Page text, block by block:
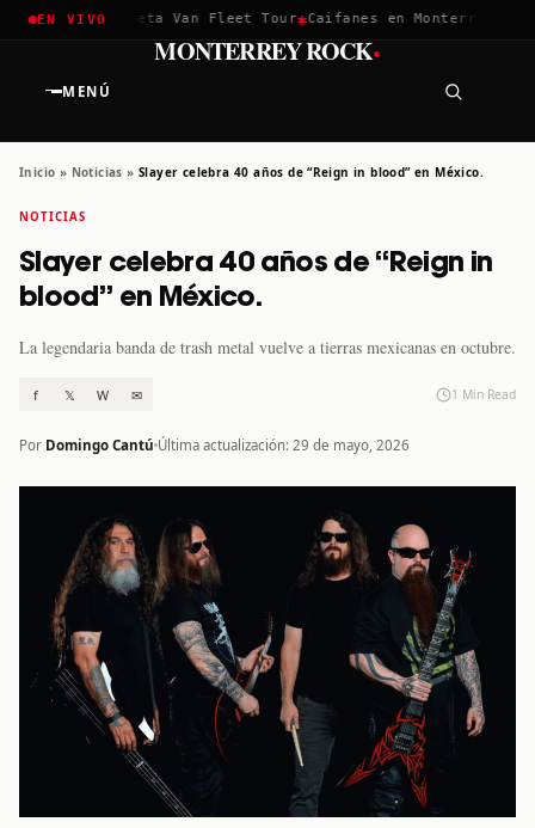
EN VIVO
2026✱Greta Van Fleet Tour✱Caifanes en Monterrey · 12
MENÚ
MONTERREY ROCK·
Inicio » Noticias » Slayer celebra 40 años de “Reign in blood” en México.
NOTICIAS
Slayer celebra 40 años de “Reign in
blood” en México.
La legendaria banda de trash metal vuelve a tierras mexicanas en octubre.
f 𝕏 W ✉ 1 Min Read
Por Domingo Cantú Última actualización: 29 de mayo, 2026